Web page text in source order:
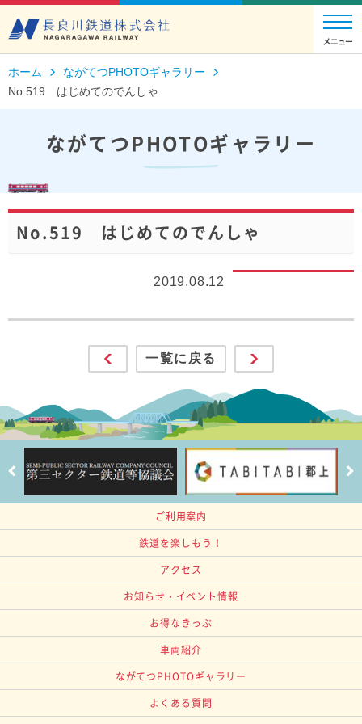
ホーム
ながてつPHOTOギャラリー
No.519 はじめてのでんしゃ
ながてつPHOTOギャラリー
No.519 はじめてのでんしゃ
2019.08.12
一覧に戻る
ご利用案内
鉄道を楽しもう！
アクセス
お知らせ・イベント情報
お得なきっぷ
車両紹介
ながてつPHOTOギャラリー
よくある質問